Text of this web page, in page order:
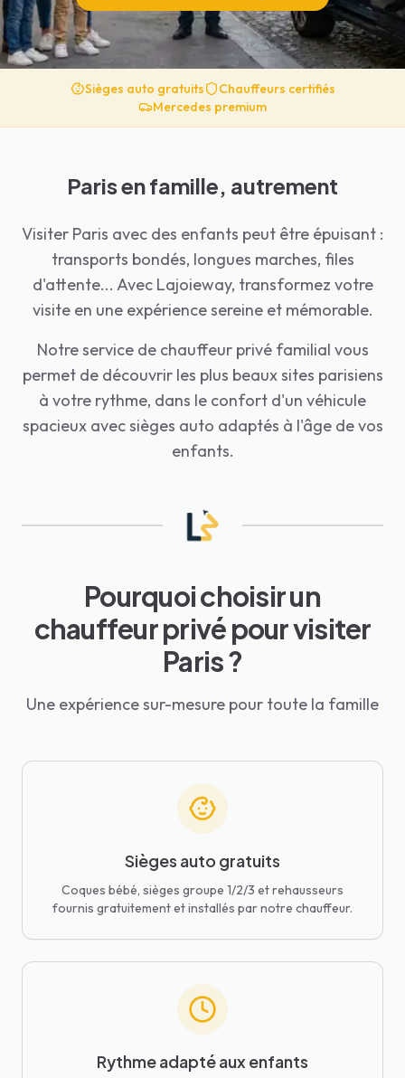
Sièges auto gratuits
Chauffeurs certifiés
Mercedes premium
Paris en famille, autrement
Visiter Paris avec des enfants peut être épuisant :
transports bondés, longues marches, files
d'attente... Avec Lajoieway, transformez votre
visite en une expérience sereine et mémorable.
Notre service de chauffeur privé familial vous
permet de découvrir les plus beaux sites parisiens
à votre rythme, dans le confort d'un véhicule
spacieux avec sièges auto adaptés à l'âge de vos
enfants.
Pourquoi choisir un
chauffeur privé pour visiter
Paris ?
Une expérience sur-mesure pour toute la famille
Sièges auto gratuits
Coques bébé, sièges groupe 1/2/3 et rehausseurs
fournis gratuitement et installés par notre chauffeur.
Rythme adapté aux enfants